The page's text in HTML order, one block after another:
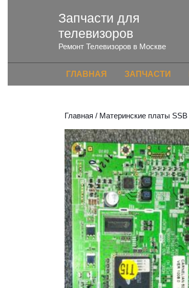
Запчасти для
телевизоров
Ремонт Телевизоров в Москве
ГЛАВНАЯ ЗАПЧАСТИ
Главная / Материнские платы SSB